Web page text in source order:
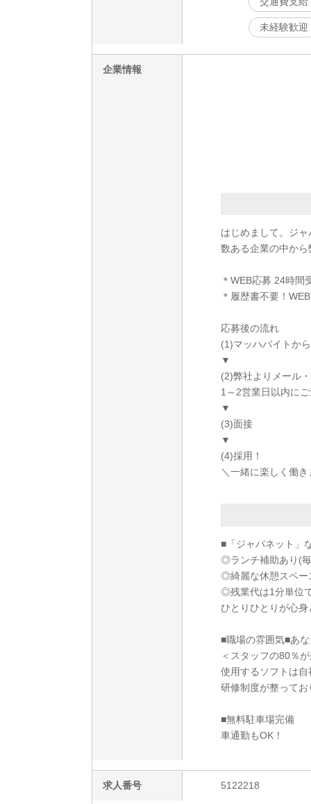
未経験歓迎
企業情報
はじめまして。ジ
数ある企業の中か
＊WEB応募 24時間
＊履歴書不要！
応募後の流れ
(1)マッハバイトか
▼
(2)弊社よりメール
1～2営業日以内に
▼
(3)面接
▼
(4)採用！
＼一緒に楽しく働
■「ジャパネット」
◎ランチ補助あり(
◎綺麗な休憩スペー
◎残業代は1分単位
ひとりひとりが心
■職場の雰囲気■あ
＜スタッフの80％
使用するソフトは
研修制度が整って
■無料駐車場完備
車通勤もOK！
求人番号 5122218